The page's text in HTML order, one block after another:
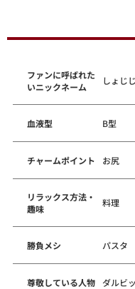
ファンに呼ばれた
いニックネーム
しょじじ
血液型 B型
チャームポイント お尻
リラックス方法・
趣味
料理
勝負メシ パスタ
尊敬している人物 ダルビ